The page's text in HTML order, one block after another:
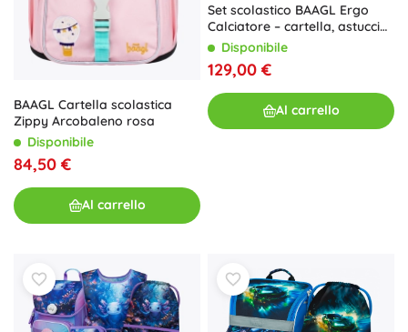
BAAGL Cartella scolastica
Zippy Arcobaleno rosa
Disponibile
84,50 €
Al carrello
Set scolastico BAAGL Ergo
Calciatore – cartella, astuccio
e sacca
Disponibile
129,00 €
Al carrello